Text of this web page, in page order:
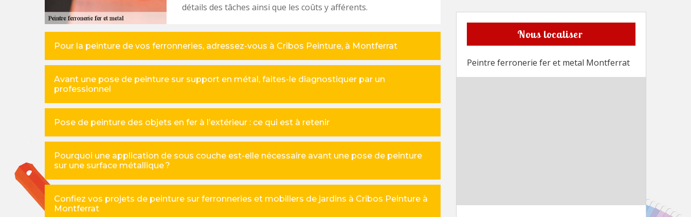
détails des tâches ainsi que les coûts y afférents.
Pour la peinture de vos ferronneries, adressez-vous à Cribos Peinture, à Montferrat
Avant une pose de peinture sur support en métal, faites-le diagnostiquer par un
professionnel
Pose de peinture des objets en fer à l’extérieur : ce qui est à retenir
Pourquoi une application de sous couche est-elle nécessaire avant une pose de peinture
sur une surface métallique ?
Confiez vos projets de peinture sur ferronneries et mobiliers de jardins à Cribos Peinture à
Montferrat
Nous localiser
Peintre ferronerie fer et metal Montferrat